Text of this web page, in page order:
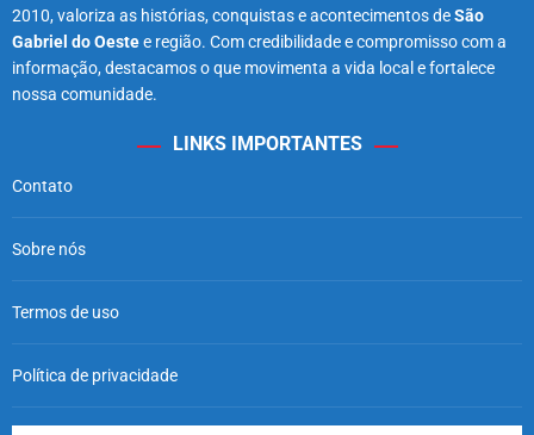
2010, valoriza as histórias, conquistas e acontecimentos deSão
Gabriel do Oestee região. Com credibilidade e compromisso com a
informação, destacamos o que movimenta a vida local e fortalece
nossa comunidade.
LINKS IMPORTANTES
Contato
Sobre nós
Termos de uso
Política de privacidade